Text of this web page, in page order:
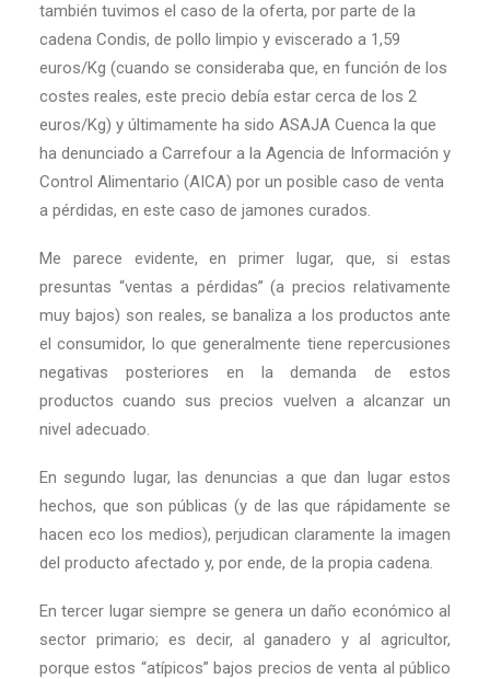
también tuvimos el caso de la oferta, por parte de la
cadena Condis, de pollo limpio y eviscerado a 1,59
euros/Kg (cuando se consideraba que, en función de los
costes reales, este precio debía estar cerca de los 2
euros/Kg) y últimamente ha sido ASAJA Cuenca la que
ha denunciado a Carrefour a la Agencia de Información y
Control Alimentario (AICA) por un posible caso de venta
a pérdidas, en este caso de jamones curados.
Me parece evidente, en primer lugar, que, si estas
presuntas “ventas a pérdidas” (a precios relativamente
muy bajos) son reales, se banaliza a los productos ante
el consumidor, lo que generalmente tiene repercusiones
negativas posteriores en la demanda de estos
productos cuando sus precios vuelven a alcanzar un
nivel adecuado.
En segundo lugar, las denuncias a que dan lugar estos
hechos, que son públicas (y de las que rápidamente se
hacen eco los medios), perjudican claramente la imagen
del producto afectado y, por ende, de la propia cadena.
En tercer lugar siempre se genera un daño económico al
sector primario; es decir, al ganadero y al agricultor,
porque estos “atípicos” bajos precios de venta al público